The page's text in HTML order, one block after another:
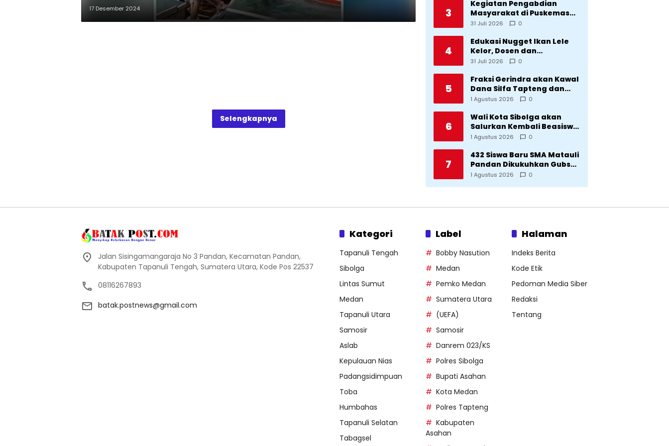
17 Desember 2024
Selengkapnya
3
Kegiatan Pengabdian
Masyarakat di Puskemas
Sitadatada
31 Juli 2026 0
4
Edukasi Nugget Ikan Lele
Kelor, Dosen dan
Mahasiswa Dorong
Desa Silangkitang
Kecamatan Pahae Jae
31 Juli 2026 0
5
Fraksi Gerindra akan Kawal
Dana Silfa Tapteng dan
TKD Rp298 Miliar: Jangan
dan Provinsi Diklaim
Kerjaan Tapteng
1 Agustus 2026 0
6
Wali Kota Sibolga akan
Salurkan Kembali Beasiswa
Rp1 Miliar: Diproritaskan
Bencana
1 Agustus 2026 0
7
432 Siswa Baru SMA Matauli
Pandan Dikukuhkan Gubsu:
32 Tahun Matauli Cetak
1 Agustus 2026 0
Jalan Sisingamangaraja No 3 Pandan, Kecamatan Pandan,
Kabupaten Tapanuli Tengah, Sumatera Utara, Kode Pos 22537
08116267893
batak.postnews@gmail.com
Kategori
Tapanuli Tengah
Sibolga
Lintas Sumut
Medan
Tapanuli Utara
Samosir
Aslab
Kepulauan Nias
Padangsidimpuan
Toba
Humbahas
Tapanuli Selatan
Tabagsel
Label
Bobby Nasution
Medan
Pemko Medan
Sumatera Utara
(UEFA)
Samosir
Danrem 023/KS
Polres Sibolga
Bupati Asahan
Kota Medan
Polres Tapteng
Kabupaten
Asahan
Halaman
Indeks Berita
Kode Etik
Pedoman Media Siber
Redaksi
Tentang